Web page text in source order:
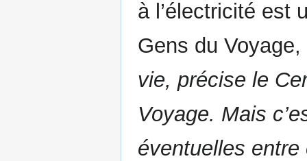
à l’électricité est
Gens du Voyage,
vie, précise le
Voyage. Mais
éventuelles entre